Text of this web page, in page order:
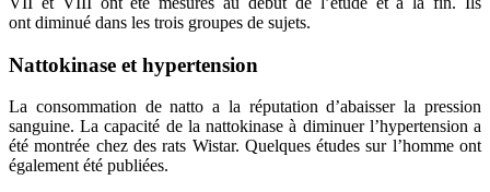
ont diminué dans les trois groupes de sujets.
Nattokinase et hypertension
La consommation de natto a la réputation d’abaisser la pression
sanguine. La capacité de la nattokinase à diminuer l’hypertension a
été montrée chez des rats Wistar. Quelques études sur l’homme ont
également été publiées.